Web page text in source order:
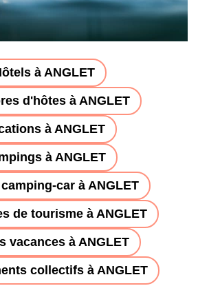
à ANGLET
d'hôtes à ANGLET
à ANGLET
à ANGLET
car à ANGLET
de tourisme à ANGLET
vacances à ANGLET
collectifs à ANGLET